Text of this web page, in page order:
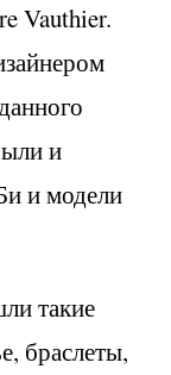
Vauthier.
и
и модели
такие
браслеты,